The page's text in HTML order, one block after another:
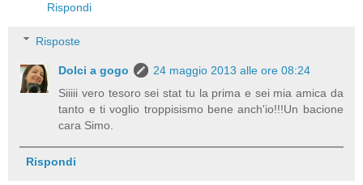
Rispondi
Risposte
Dolci a gogo
24 maggio 2013 alle ore 08:24
Siiiii vero tesoro sei stat tu la prima e sei mia amica da
tanto e ti voglio troppisismo bene anch'io!!!Un bacione
cara Simo.
Rispondi